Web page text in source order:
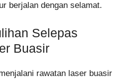
berjalan dengan selamat.
Selepas
Buasir
rawatan laser buasir